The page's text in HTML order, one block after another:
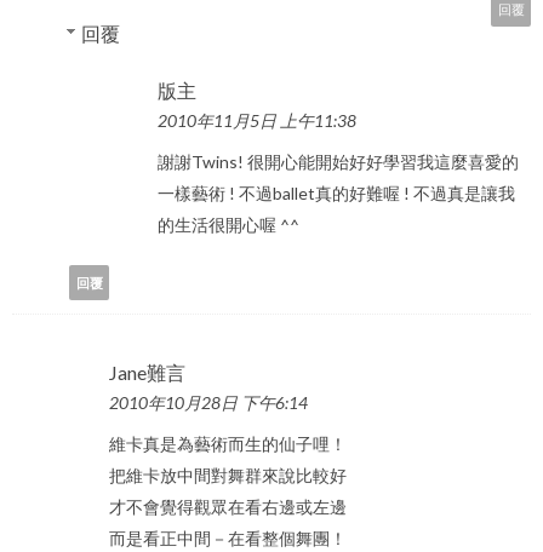
回覆
回覆
版主
2010年11月5日 上午11:38
謝謝Twins! 很開心能開始好好學習我這麼喜愛的
一樣藝術 ! 不過ballet真的好難喔 ! 不過真是讓我
的生活很開心喔 ^^
回覆
Jane難言
2010年10月28日 下午6:14
維卡真是為藝術而生的仙子哩！
把維卡放中間對舞群來說比較好
才不會覺得觀眾在看右邊或左邊
而是看正中間－在看整個舞團！